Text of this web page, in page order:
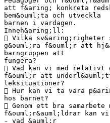
att f&aring; konkreta
bem&ouml;ta och utveckla
barnen i vardagen.
Inneh&aring;ll:
 Vilka sv&aring;righeter
g&ouml;ra f&ouml;r att
barngruppen att
fungera?
 Vad kan vi med relativt
f&ouml;r att
leksituationer?
 Hur kan vi ta vara
hos barnet?
 Genom ett bra samarbete
f&ouml;r&auml;ldrar kan
- vad &auml;r